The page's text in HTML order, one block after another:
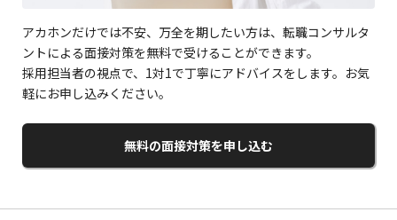
アカホンだけでは不安、万全を期したい方は、転職コンサルタ
ントによる面接対策を無料で受けることができます。
採用担当者の視点で、1対1で丁寧にアドバイスをします。お気
軽にお申し込みください。
無料の面接対策を申し込む